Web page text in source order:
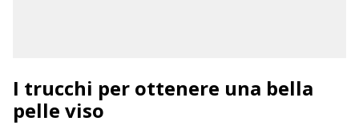
I trucchi per ottenere una bella
pelle viso